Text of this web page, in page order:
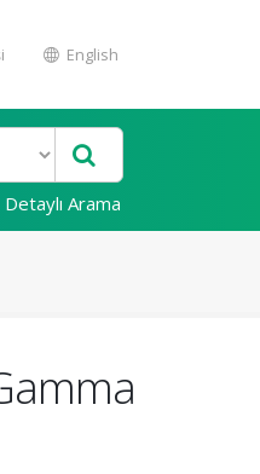
English
Detaylı Arama